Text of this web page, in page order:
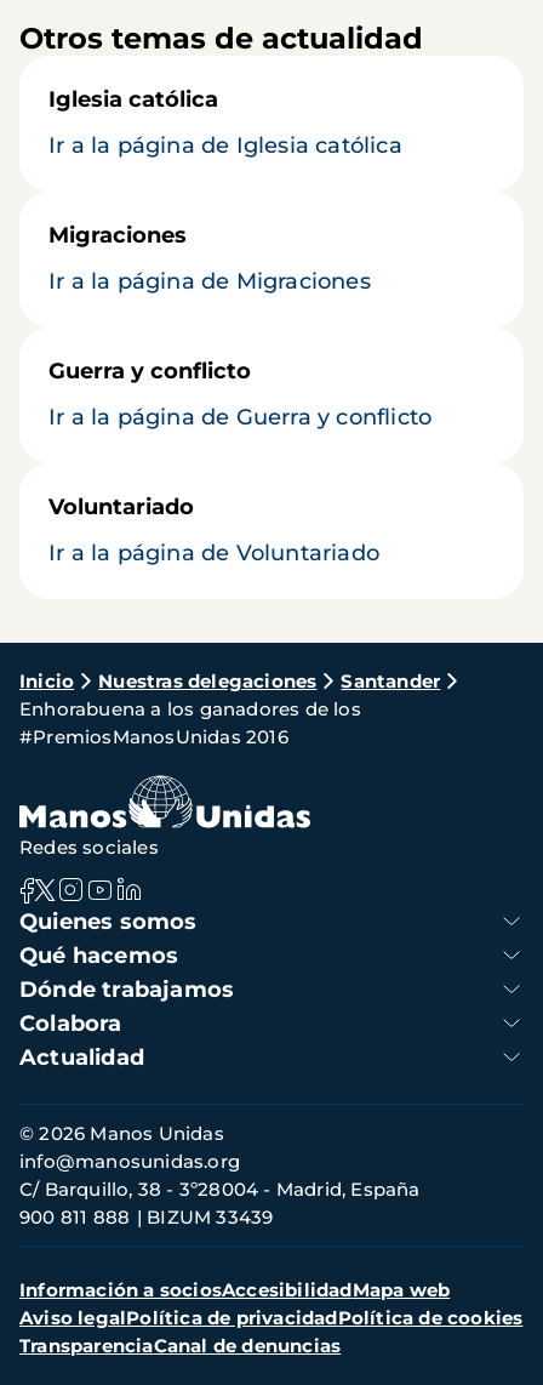
Otros temas de actualidad
Iglesia católica
Ir a la página de Iglesia católica
Migraciones
Ir a la página de Migraciones
Guerra y conflicto
Ir a la página de Guerra y conflicto
Voluntariado
Ir a la página de Voluntariado
Ruta
de
navegación
Inicio Nuestras delegaciones
Santander
Enhorabuena a los ganadores de los
#PremiosManosUnidas 2016
Navegación
principal
Quienes somos
Qué hacemos
Dónde trabajamos
Colabora
Actualidad
Redes sociales
Información
de
contacto
© 2026 Manos Unidas
C/ Barquillo, 38 - 3º28004 - Madrid, España
900 811 888
BIZUM 33439
info@manosunidas.org
Menú
secundario
Información a sociosAccesibilidadMapa web
Aviso legalPolítica de privacidadPolítica de cookies
TransparenciaCanal de denuncias